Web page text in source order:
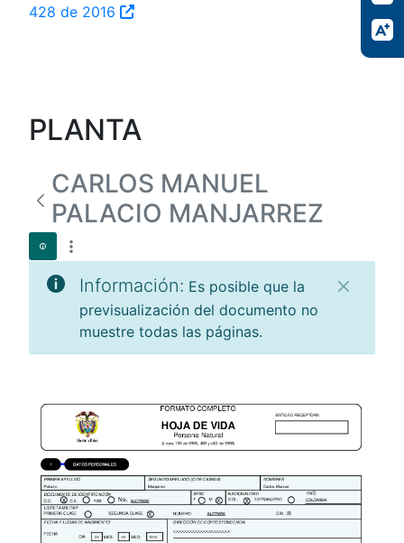
428 de 2016
PLANTA
CARLOS MANUEL
PALACIO MANJARREZ
Información: Es posible que la
previsualización del documento no
muestre todas las páginas.